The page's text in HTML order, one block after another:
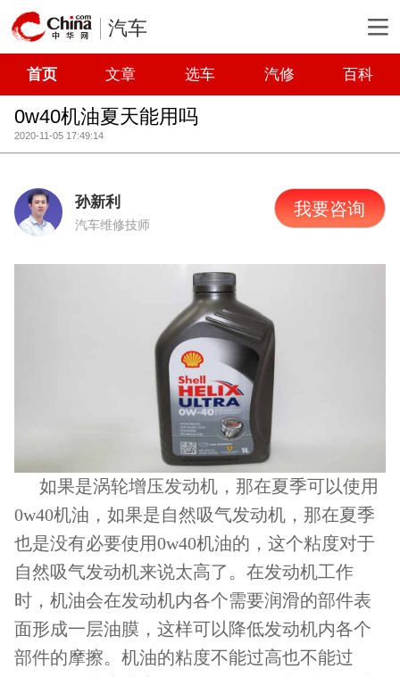
汽车
首页 文章 选车 汽修 百科
0w40机油夏天能用吗
2020-11-05 17:49:14
孙新利
汽车维修技师
我要咨询
如果是涡轮增压发动机，那在夏季可以使用
0w40机油，如果是自然吸气发动机，那在夏季
也是没有必要使用0w40机油的，这个粘度对于
自然吸气发动机来说太高了。在发动机工作
时，机油会在发动机内各个需要润滑的部件表
面形成一层油膜，这样可以降低发动机内各个
部件的摩擦。机油的粘度不能过高也不能过